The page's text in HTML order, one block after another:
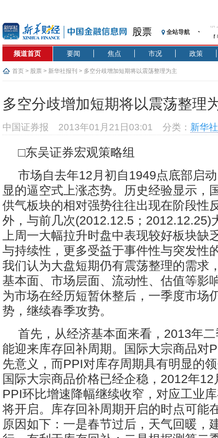
股票 全站导航
记
央
沥
频道首页 要闻 焦点 市况 政策
首页 > 股票 > 新华社报刊 > 多空分歧增加短期将以震荡整理为主
多空分歧增加短期将以震荡整理
中国证券报 2013年01月21日03:01 分类： 新华
□东吴证券宏观策略组
市场自去年12月初自1949点底部启
显的逼空式上涨态势。历史经验显示，
供气板块的相对强势往往出现在阶段性
外，与前几次(2012.12.5；2012.12.25)
上周一大幅拉升时盘中表现较好板块缺
与持续性，更多受益于事件性与突发性
我们认为大盘短期仍有震荡整理的需求
基本面、市场层面、流动性、估值等影
为市场在经历短暂休整后，一季度市场
势，继续春季攻势。
首先，从经济基本面来看，2013年
能迎来库存回补周期。国际大宗商品对
先意义，而PPI对库存周期具有明显的
国际大宗商品价格已经企稳，2012年12
PPI环比增速降幅继续收窄，对应工业
将开启。库存回补周期开启的时点可能
原因如下：一是春节过后，天气回暖，